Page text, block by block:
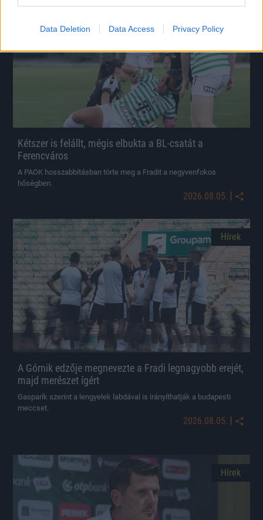
Data Deletion Data Access Privacy Policy
Kétszer is felállt, mégis elbukta a BL-csatát a
Ferencváros
A PAOK hosszabbításban törte meg a Fradit a negyvenfokos
hőségben.
2026.08.05. |
Hírek
A Górnik edzője megnevezte a Fradi legnagyobb erejét,
majd merészet ígért
Gasparík szerint a lengyelek labdával is irányíthatják a budapesti
meccset.
2026.08.05. |
Hírek